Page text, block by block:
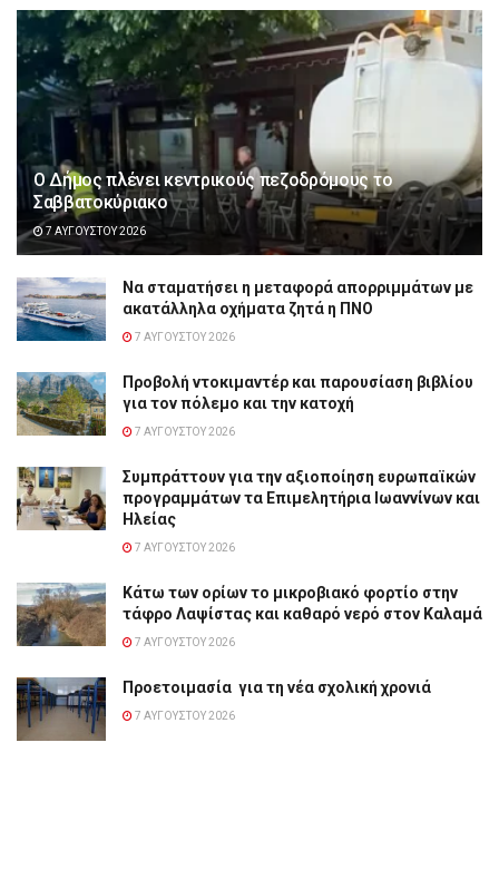
Ο Δήμος πλένει κεντρικούς πεζοδρόμους το
Σαββατοκύριακο
7 ΑΥΓΟΎΣΤΟΥ 2026
Να σταματήσει η μεταφορά απορριμμάτων με
ακατάλληλα οχήματα ζητά η ΠΝΟ
7 ΑΥΓΟΎΣΤΟΥ 2026
Προβολή ντοκιμαντέρ και παρουσίαση βιβλίου
για τον πόλεμο και την κατοχή
7 ΑΥΓΟΎΣΤΟΥ 2026
Συμπράττουν για την αξιοποίηση ευρωπαϊκών
προγραμμάτων τα Επιμελητήρια Ιωαννίνων και
Ηλείας
7 ΑΥΓΟΎΣΤΟΥ 2026
Κάτω των ορίων το μικροβιακό φορτίο στην
τάφρο Λαψίστας και καθαρό νερό στον Καλαμά
7 ΑΥΓΟΎΣΤΟΥ 2026
Προετοιμασία για τη νέα σχολική χρονιά
7 ΑΥΓΟΎΣΤΟΥ 2026